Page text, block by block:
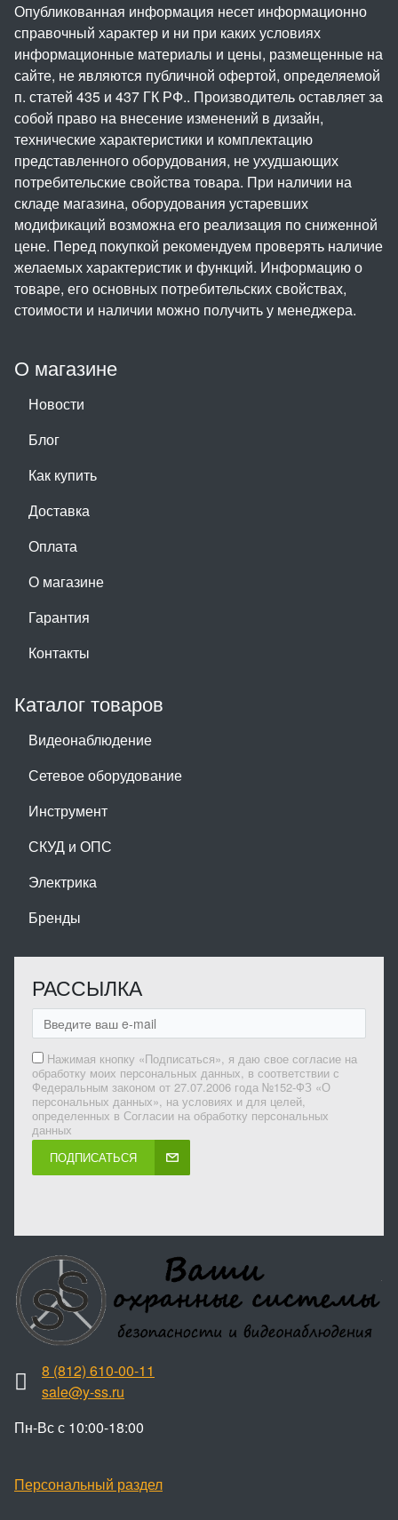
О магазине
Новости
Блог
Как купить
Доставка
Оплата
О магазине
Гарантия
Контакты
Каталог товаров
Видеонаблюдение
Сетевое оборудование
Инструмент
СКУД и ОПС
Электрика
Бренды
РАССЫЛКА
Нажимая кнопку «Подписаться», я даю свое согласие на
обработку моих персональных данных, в соответствии с
Федеральным законом от 27.07.2006 года №152-ФЗ «О
персональных данных», на условиях и для целей,
определенных в Согласии на обработку персональных
данных
ПОДПИСАТЬСЯ
8 (812) 610-00-11
sale@y-ss.ru
Пн-Вс с 10:00-18:00
Персональный раздел
Опубликованная информация несет информационно
справочный характер и ни при каких условиях
информационные материалы и цены, размещенные на
сайте, не являются публичной офертой, определяемой
п. статей 435 и 437 ГК РФ.. Производитель оставляет за
собой право на внесение изменений в дизайн,
технические характеристики и комплектацию
представленного оборудования, не ухудшающих
потребительские свойства товара. При наличии на
складе магазина, оборудования устаревших
модификаций возможна его реализация по сниженной
цене. Перед покупкой рекомендуем проверять наличие
желаемых характеристик и функций. Информацию о
товаре, его основных потребительских свойствах,
стоимости и наличии можно получить у менеджера.